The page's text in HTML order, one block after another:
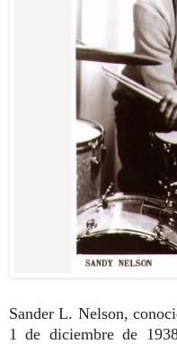
Sander L. Nelson,
1 de diciembre de